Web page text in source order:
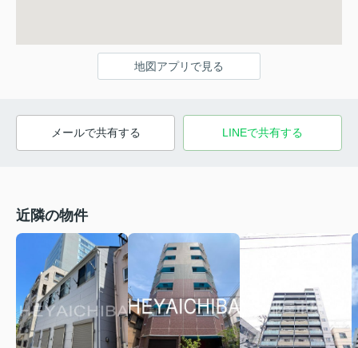
地図アプリで見る
メールで共有する LINEで共有する
近隣の物件